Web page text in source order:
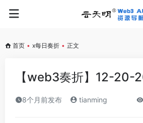
首页 • x每日奏折 • 正文
【web3奏折】12-
8个月前发布 tianming